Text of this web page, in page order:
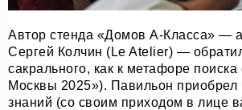
Автор стенда «Домов А-Класса» —
Сергей Колчин (Le Atelier) —
сакрального, как к метафоре
Москвы 2025»). Павильон приобрел
знаний (со своим приходом в лице